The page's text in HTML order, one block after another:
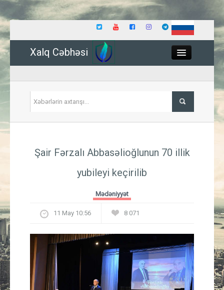
Xalq Cəbhəsi
İqtisadiyyat
Güney Azərbaycan
Mədəniyyət
Müsahibə
Şair Fərzalı Abbasəlioğlunun 70 illik
yubileyi keçirilib
Mədəniyyət
11 May 10:56 8 071